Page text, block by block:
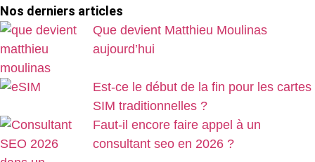
Nos derniers articles
Que devient Matthieu Moulinas
aujourd’hui
Est-ce le début de la fin pour les cartes
SIM traditionnelles ?
Faut-il encore faire appel à un
consultant seo en 2026 ?